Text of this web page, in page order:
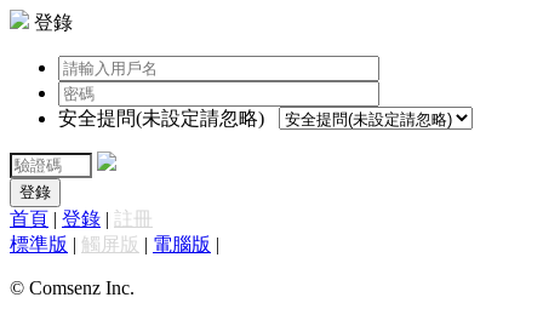
登錄
安全提問(未設定請忽略)
登錄
首頁 | 登錄 | 註冊
標準版 | 觸屏版 | 電腦版 |
© Comsenz Inc.